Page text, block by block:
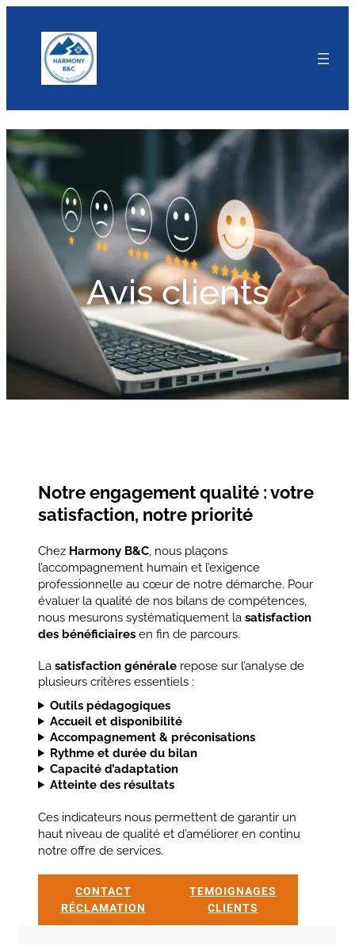
Avis clients
Notre engagement qualité : votre
satisfaction, notre priorité
Chez Harmony B&C , nous plaçons
l’accompagnement humain et l’exigence
professionnelle au cœur de notre démarche. Pour
évaluer la qualité de nos bilans de compétences,
nous mesurons systématiquement la satisfaction
des bénéficiaires en fin de parcours.
La satisfaction générale repose sur l’analyse de
plusieurs critères essentiels :
Outils pédagogiques
Accueil et disponibilité
Accompagnement & préconisations
Rythme et durée du bilan
Capacité d’adaptation
Atteinte des résultats
Ces indicateurs nous permettent de garantir un
haut niveau de qualité et d’améliorer en continu
notre offre de services.
CONTACT
RÉCLAMATION
TEMOIGNAGES
CLIENTS